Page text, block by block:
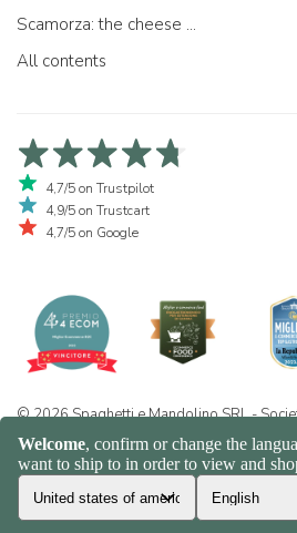
Scamorza: the cheese ...
All contents
4,7/5 on Trustpilot
4,9/5 on Trustcart
4,7/5 on Google
© 2026 Spaghetti e Mandolino SRL -
+39 351 865 9444 | P.I. IT04913730232 |
016.380-0110744.2026.001 | REA VR-
policy|Sitemap